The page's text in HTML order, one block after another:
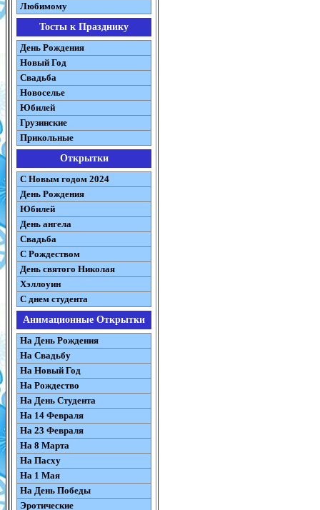
Любимому
Тосты к Празднику
День Рождения
Новый Год
Свадьба
Новоселье
Юбилей
Грузинские
Прикольные
Открытки
С Новым годом 2024
День Рождения
Юбилей
День ангела
Свадьба
С Рождеством
День святого Николая
Хэллоуин
С днем студента
Анимационные Открытки
На День Рождения
На Свадьбу
На Новый Год
На Рождество
На День Студента
На 14 Февраля
На 23 Февраля
На 8 Марта
На Пасху
На 1 Мая
На День Победы
Эротические